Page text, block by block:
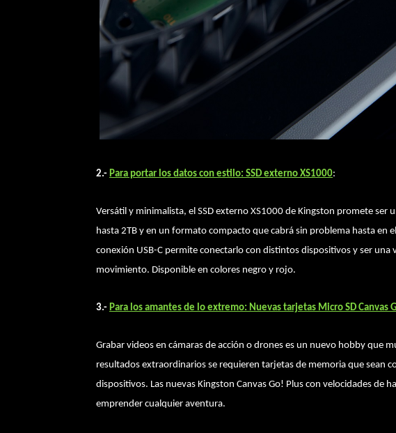
2.- Para portar los datos con estilo: SSD externo XS1000:
Versátil y minimalista, el SSD externo XS1000 de Kingston promete ser
hasta 2TB y en un formato compacto que cabrá sin problema hasta en
conexión USB-C permite conectarlo con distintos dispositivos y ser una
movimiento. Disponible en colores negro y rojo.
3.- Para los amantes de lo extremo: Nuevas tarjetas Micro SD Canvas
Grabar videos en cámaras de acción o drones es un nuevo hobby que
resultados extraordinarios se requieren tarjetas de memoria que sean
dispositivos. Las nuevas Kingston Canvas Go! Plus con velocidades de
emprender cualquier aventura.